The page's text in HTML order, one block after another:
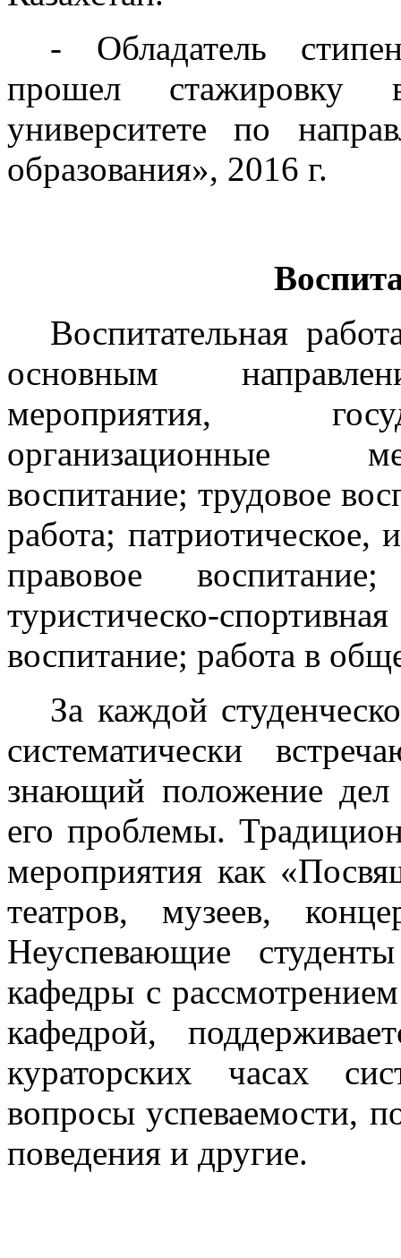
- Обладатель
прошел стажировку
университете по
образования», 2016 г.
Воспитательная
основным
мероприятия,
организационные
воспитание; трудовое
работа; патриотическое,
правовое
туристическо-
воспитание; работа в
За каждой
систематически
знающий положение дел
его проблемы.
мероприятия как
театров, музеев,
Неуспевающие
кафедры с
кафедрой,
кураторских часах
вопросы успеваемости,
поведения и другие.